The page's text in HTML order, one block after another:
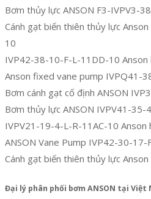
Bơm thủy lực ANSON F3-IVPV3-
Cánh gạt biến thiên thủy lực
10
IVP42-38-10-F-L-11DD-10 Anson
Anson fixed vane pump IVPQ41-
Bơm cánh gạt cố định ANSON
Bơm thủy lực ANSON IVPV41-35-
IVPV21-19-4-L-R-11AC-10 Anson
ANSON Vane Pump IVP42-30-
Cánh gạt biến thiên thủy lực
Đại lý phân phối bơm ANSON tại Việt